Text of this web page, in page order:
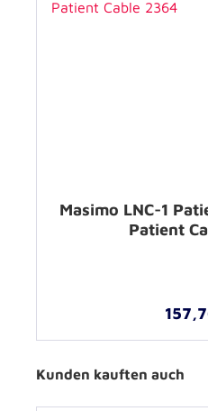
Masimo LNC-1 Patient Cable 1ft LNCS
Patient
Kunden kauften auch